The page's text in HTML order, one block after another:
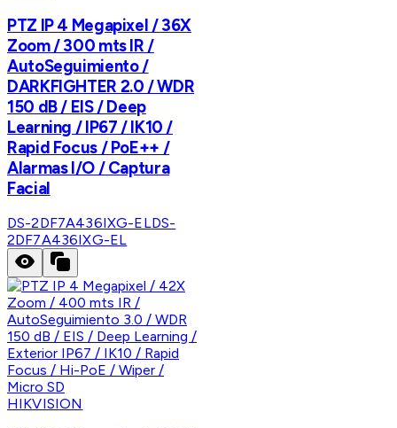
PTZ IP 4 Megapixel / 36X
Zoom / 300 mts IR /
AutoSeguimiento /
DARKFIGHTER 2.0 / WDR
150 dB / EIS / Deep
Learning / IP67 / IK10 /
Rapid Focus / PoE++ /
Alarmas I/O / Captura
Facial
DS-2DF7A436IXG-ELDS-
2DF7A436IXG-EL
HIKVISION